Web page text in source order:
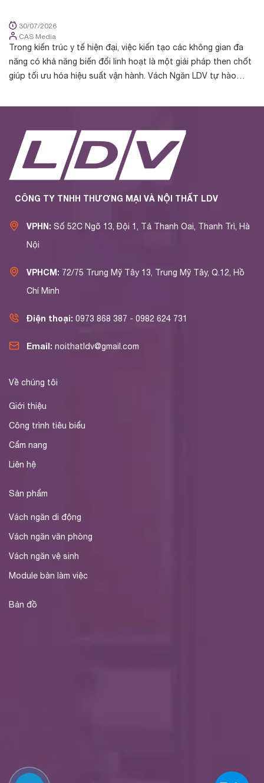
30/07/2026
CAS Media
Trong kiến trúc y tế hiện đại, việc kiến tạo các không gian đa
năng có khả năng biến đổi linh hoạt là một giải pháp then chốt
giúp tối ưu hóa hiệu suất vận hành. Vách Ngăn LDV tự hào
CÔNG TY TNHH THƯƠNG MẠI VÀ NỘI THẤT LDV
VPHN: Số 52C Ngõ 13, Đội 1, Tả Thanh Oai, Thanh Trì, Hà
Nội
VPHCM: 72/75 Trung Mỹ Tây 13, Trung Mỹ Tây, Q.12, Hồ
Chí Minh
Điện thoại: 0973 868 387 - 0982 624 731
Email: noithatldv@gmail.com
Về chúng tôi
Giới thiệu
Công trình tiêu biểu
Cẩm nang
Liên hệ
Sản phẩm
Vách ngăn di động
Vách ngăn văn phòng
Vách ngăn vệ sinh
Module bàn làm việc
Bản đồ